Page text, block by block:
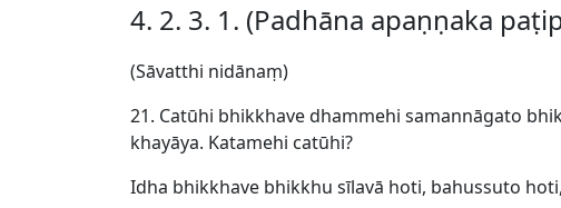
4. 2. 3. 1. (Padhāna apaṇṇaka
(Sāvatthi nidānaṃ)
21. Catūhi bhikkhave dhammehi samannāgato
khayāya. Katamehi catūhi?
Idha bhikkhave bhikkhu sīlavā hoti, bahussuto